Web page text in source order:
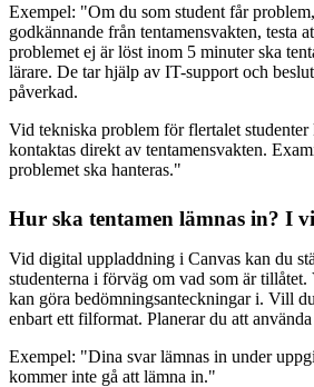
Exempel: "Om du som student får
godkännande från tentamensvakten, testa
problemet ej är löst inom 5 minuter ska
lärare. De tar hjälp av IT-support och
påverkad.
Vid tekniska problem för flertalet
kontaktas direkt av tentamensvakten.
problemet ska hanteras."
Hur ska tentamen lämnas in? I
Vid digital uppladdning i Canvas kan du
studenterna i förväg om vad som är
kan göra bedömningsanteckningar i. Vill
enbart ett filformat. Planerar du att
Exempel: "Dina svar lämnas in under
kommer inte gå att lämna in."